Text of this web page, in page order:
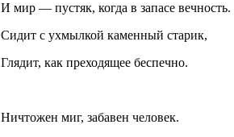
И мир — пустяк, когда в запасе вечность.
Сидит с ухмылкой каменный старик,
Глядит, как преходящее беспечно.
Ничтожен миг, забавен человек.